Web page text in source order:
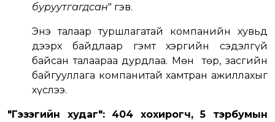
буруутгагдсан" гэв.
Энэ талаар туршлагатай компанийн хувьд
дээрх байдлаар гэмт хэргийн сэдэлгүй
байсан талаараа дурдлаа. Мөн төр, засгийн
байгууллага компанитай хамтран ажиллахыг
хүслээ.
"Гэзэгийн худаг": 404 хохирогч, 5 тэрбумын